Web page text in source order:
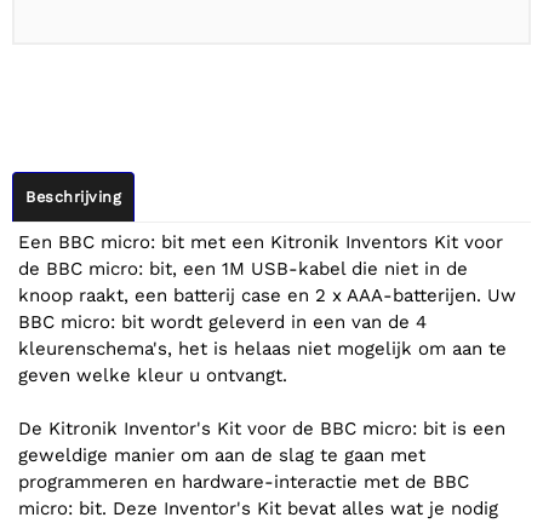
Beschrijving
Een BBC micro: bit met een Kitronik Inventors Kit voor
de BBC micro: bit, een 1M USB-kabel die niet in de
knoop raakt, een batterij case en 2 x AAA-batterijen. Uw
BBC micro: bit wordt geleverd in een van de 4
kleurenschema's, het is helaas niet mogelijk om aan te
geven welke kleur u ontvangt.
De Kitronik Inventor's Kit voor de BBC micro: bit is een
geweldige manier om aan de slag te gaan met
programmeren en hardware-interactie met de BBC
micro: bit. Deze Inventor's Kit bevat alles wat je nodig